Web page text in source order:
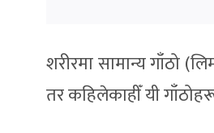
शरीरमा सामान्य गाँठो
तर कहिलेकाहीँ यी